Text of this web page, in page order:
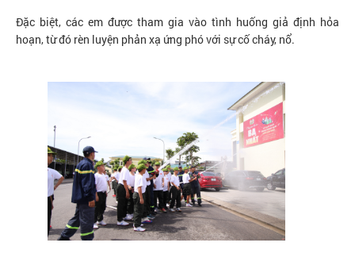
Đặc biệt, các em được tham gia vào tình huống giả định hỏa
hoạn, từ đó rèn luyện phản xạ ứng phó với sự cố cháy, nổ.